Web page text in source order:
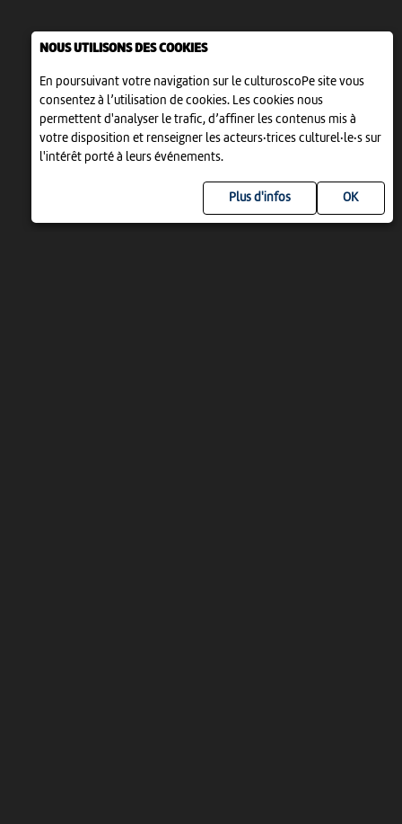
NOUS UTILISONS DES COOKIES
En poursuivant votre navigation sur le culturoscoPe site vous
consentez à l’utilisation de cookies. Les cookies nous
permettent d'analyser le trafic, d’affiner les contenus mis à
votre disposition et renseigner les acteurs·trices culturel·le·s sur
l'intérêt porté à leurs événements.
Plus d'infos